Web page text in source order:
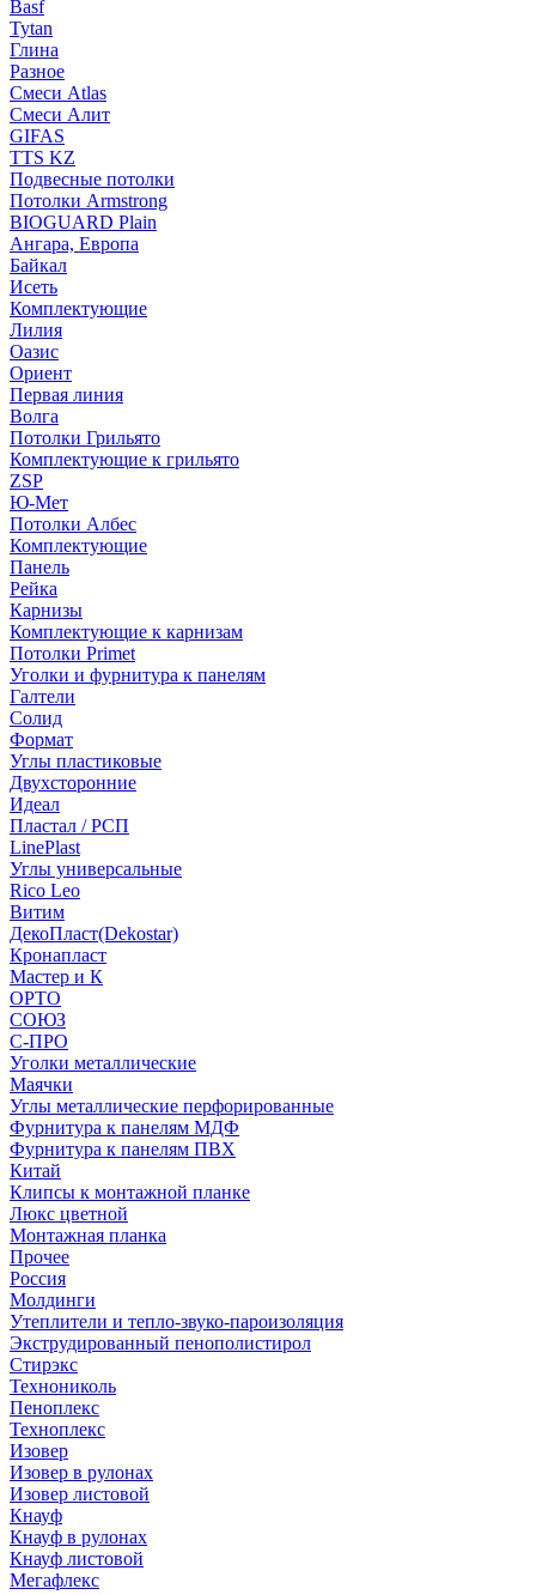
Basf
Tytan
Глина
Разное
Смеси Atlas
Смеси Алит
GIFAS
TTS KZ
Подвесные потолки
Потолки Armstrong
BIOGUARD Plain
Ангара, Европа
Байкал
Исеть
Комплектующие
Лилия
Оазис
Ориент
Первая линия
Волга
Потолки Грильято
Комплектующие к грильято
ZSP
Ю-Мет
Потолки Албес
Комплектующие
Панель
Рейка
Карнизы
Комплектующие к карнизам
Потолки Primet
Уголки и фурнитура к панелям
Галтели
Солид
Формат
Углы пластиковые
Двухсторонние
Идеал
Пластал / РСП
LinePlast
Углы универсальные
Rico Leo
Витим
ДекоПласт(Dekostar)
Кронапласт
Мастер и К
ОРТО
СОЮЗ
С-ПРО
Уголки металлические
Маячки
Углы металлические перфорированные
Фурнитура к панелям МДФ
Фурнитура к панелям ПВХ
Китай
Клипсы к монтажной планке
Люкс цветной
Монтажная планка
Прочее
Россия
Молдинги
Утеплители и тепло-звуко-пароизоляция
Экструдированный пенополистирол
Стирэкс
Технониколь
Пеноплекс
Техноплекс
Изовер
Изовер в рулонах
Изовер листовой
Кнауф
Кнауф в рулонах
Кнауф листовой
Мегафлекс